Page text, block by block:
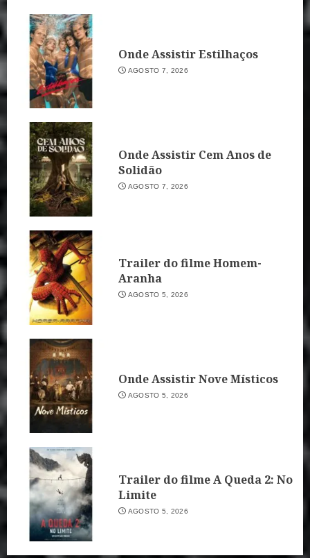
Onde Assistir Estilhaços
AGOSTO 7, 2026
Onde Assistir Cem Anos de
Solidão
AGOSTO 7, 2026
Trailer do filme Homem-
Aranha
AGOSTO 5, 2026
Onde Assistir Nove Místicos
AGOSTO 5, 2026
Trailer do filme A Queda 2: No
Limite
AGOSTO 5, 2026